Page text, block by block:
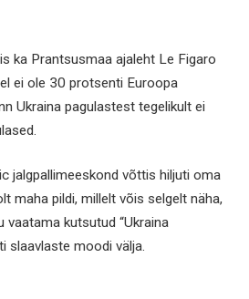
ka Prantsusmaa ajaleht Le Figaro
ei ole 30 protsenti Euroopa
Ukraina pagulastest tegelikult ei
jalgpallimeeskond võttis hiljuti oma
maha pildi, millelt võis selgelt näha,
kutsutud “Ukraina
slaavlaste moodi välja.